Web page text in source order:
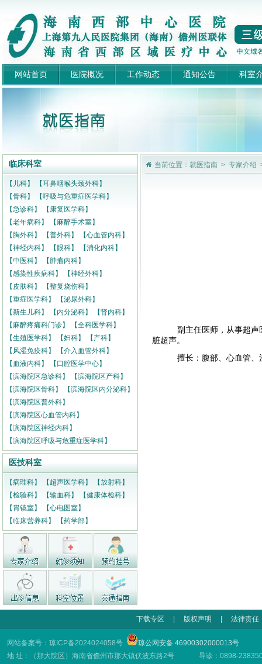
网站首页 医院概况 工作动态 通知公告 科室
临床科室
【儿科】
【耳鼻咽喉头颈外科】
【骨科】
【呼吸与危重症医学科】
【急诊科】
【康复医学科】
【老年病科】
【麻醉手术室】
【胸外科】
【普外科】
【心血管内科】
【神经内科】
【眼科】
【消化内科】
【中医科】
【肿瘤内科】
【感染性疾病科】
【神经外科】
【皮肤科】
【整复烧伤科】
【重症医学科】
【泌尿外科】
【新生儿科】
【内分泌科】
【肾内科】
【麻醉疼痛科门诊】
【全科医学科】
【生殖医学科】
【妇科】
【产科】
【风湿免疫科】
【介入血管外科】
【血液内科】
【口腔医学中心】
【滨海院区急诊科】
【滨海院区产科】
【滨海院区骨科】
【滨海院区内分泌科】
【滨海院区普外科】
【滨海院区心血管内科】
【滨海院区神经内科】
【滨海院区呼吸与危重症医学科】
医技科室
【病理科】 【超声医学科】
【放射科】
【检验科】
【输血科】
【健康体检科】
【胃镜室】
【心电图室】
【临床营养科】
【药学部】
当前位置：就医指南 > 专家介绍
副主任医师，从事超
脏超声。
擅长：腹部、心血管
下载专区 版权声明 法律责任
网站备案号：琼ICP备2024024058号
琼公网安备 46900302000013号
地 址：（那大院区）海南省儋州市那大镇伏波东路2号 导诊：0898-